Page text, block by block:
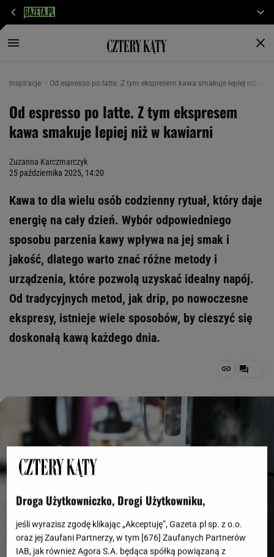
inspiracje Od espresso po latte. Z tym ekspresem kawa smakuje lepiej niż w
Od espresso po latte. Z tym ekspresem
kawa smakuje lepiej niż w kawiarni
Zuzanna Karczmarczyk
25 października 2025, 14:20
Kawa to dla wielu osób codzienny rytuał, który daje
energię na cały dzień. Wybór odpowiedniego
sposobu parzenia kawy wpływa na jej smak i
jakość, dlatego warto znać różne metody i
urządzenia, które pozwolą uzyskać idealny napój.
Od tradycyjnych metod, jak drip, po nowoczesne
ekspresy, istnieje wiele sposobów, by cieszyć się
doskonałą kawą każdego dnia.
Droga Użytkowniczko, Drogi Użytkowniku,
jeśli wyrazisz zgodę klikając „Akceptuję”, Gazeta.pl sp. z o.o.
oraz jej Zaufani Partnerzy, w tym [676] Zaufanych Partnerów
IAB, jak również Agora S.A. będąca spółką powiązaną z